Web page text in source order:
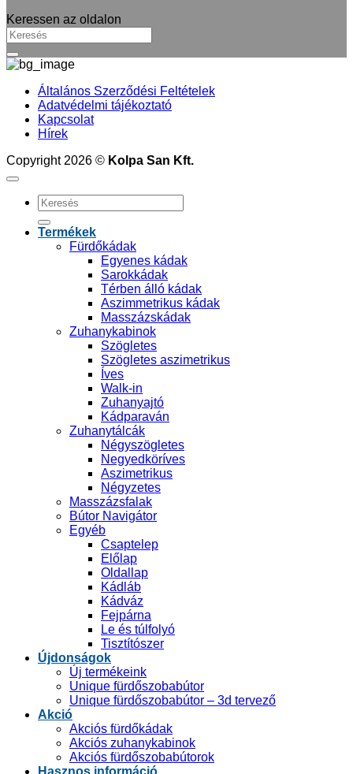
Keressen az oldalon
Általános Szerződési Feltételek
Adatvédelmi tájékoztató
Kapcsolat
Hírek
Copyright 2026 © Kolpa San Kft.
Keresés
a
következőre:
Termékek
Fürdőkádak
Egyenes kádak
Sarokkádak
Térben álló kádak
Aszimmetrikus kádak
Masszázskádak
Zuhanykabinok
Szögletes
Szögletes aszimetrikus
Íves
Walk-in
Zuhanyajtó
Kádparaván
Zuhanytálcák
Négyszögletes
Negyedköríves
Aszimetrikus
Négyzetes
Masszázsfalak
Bútor Navigátor
Egyéb
Csaptelep
Előlap
Oldallap
Kádláb
Kádváz
Fejpárna
Le és túlfolyó
Tisztítószer
Újdonságok
Új termékeink
Unique fürdőszobabútor
Unique fürdőszobabútor – 3d tervező
Akció
Akciós fürdőkádak
Akciós zuhanykabinok
Akciós fürdőszobabútorok
Hasznos információ